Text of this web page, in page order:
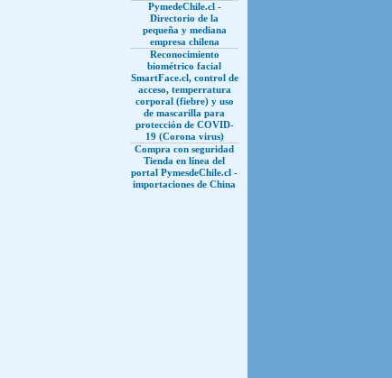
PymedeChile.cl -
Directorio de la
pequeña y mediana
empresa chilena
Reconocimiento
biométrico facial
SmartFace.cl, control de
acceso, temperratura
corporal (fiebre) y uso
de mascarilla para
protección de COVID-
19 (Corona virus)
Compra con seguridad
Tienda en línea del
portal PymesdeChile.cl -
importaciones de China